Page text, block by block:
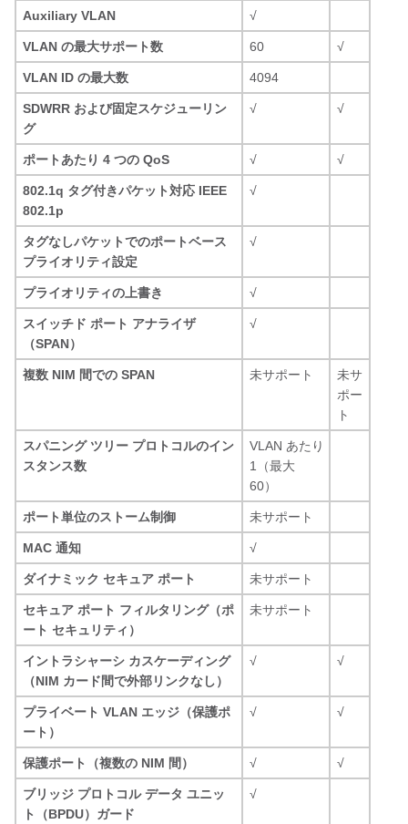
Auxiliary VLAN √
VLAN の最大サポート数 60 √
VLAN ID の最大数 4094
SDWRR および固定スケジューリン
グ
√ √
ポートあたり 4 つの QoS √ √
802.1q タグ付きパケット対応 IEEE
802.1p
√
タグなしパケットでのポートベース
プライオリティ設定
√
プライオリティの上書き √
スイッチド ポート アナライザ
（SPAN）
√
複数 NIM 間での SPAN 未サポート
未サ
ポー
ト
スパニング ツリー プロトコルのイン
スタンス数
VLAN あたり
1（最大
60）
ポート単位のストーム制御 未サポート
MAC 通知 √
ダイナミック セキュア ポート 未サポート
セキュア ポート フィルタリング（ポ
ート セキュリティ）
未サポート
イントラシャーシ カスケーディング
（NIM カード間で外部リンクなし）
√ √
プライベート VLAN エッジ（保護ポ
ート）
√ √
保護ポート（複数の NIM 間） √ √
ブリッジ プロトコル データ ユニッ
ト（BPDU）ガード
√